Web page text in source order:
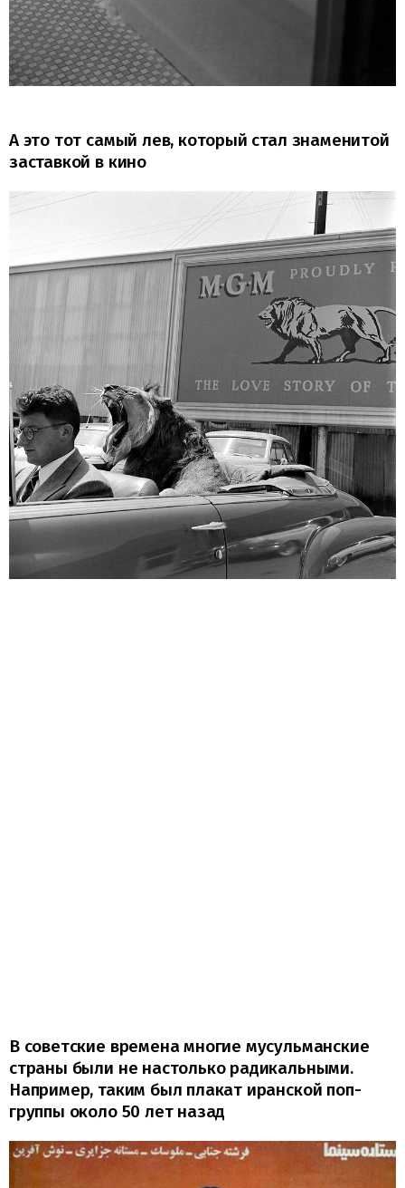
А это тот самый лев, который стал знаменитой
заставкой в кино
В советские времена многие мусульманские
страны были не настолько радикальными.
Например, таким был плакат иранской поп-
группы около 50 лет назад